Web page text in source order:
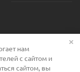
нам
с сайтом и
сайтом, вы